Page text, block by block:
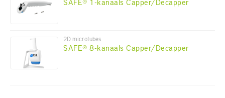
SAFE® 1-kanaals Capper/Decapper
2D microtubes
SAFE® 8-kanaals Capper/Decapper